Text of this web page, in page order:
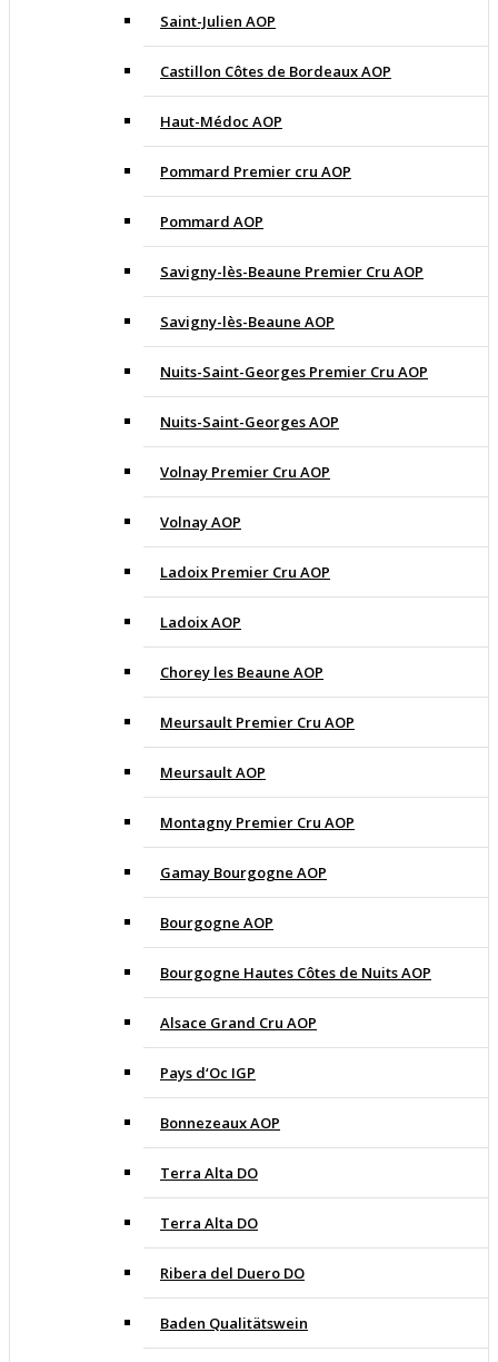
Saint-Julien AOP
Castillon Côtes de Bordeaux AOP
Haut-Médoc AOP
Pommard Premier cru AOP
Pommard AOP
Savigny-lès-Beaune Premier Cru AOP
Savigny-lès-Beaune AOP
Nuits-Saint-Georges Premier Cru AOP
Nuits-Saint-Georges AOP
Volnay Premier Cru AOP
Volnay AOP
Ladoix Premier Cru AOP
Ladoix AOP
Chorey les Beaune AOP
Meursault Premier Cru AOP
Meursault AOP
Montagny Premier Cru AOP
Gamay Bourgogne AOP
Bourgogne AOP
Bourgogne Hautes Côtes de Nuits AOP
Alsace Grand Cru AOP
Pays d‘Oc IGP
Bonnezeaux AOP
Terra Alta DO
Terra Alta DO
Ribera del Duero DO
Baden Qualitätswein